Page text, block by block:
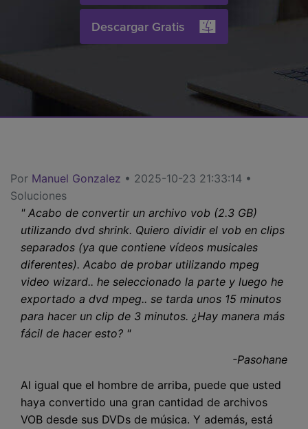
Usuarios de Película
Usuarios de Redes Sociales
MÁS SOLUCIONES
Mira el video tutorial para aprender a usar UniConverter.
Una lista de todos los formatos, dispositivos y GPUs
compatibles con UniConverter.
Descargar Gratis
Por Manuel Gonzalez • 2025-10-23 21:33:14 •
Soluciones
" Acabo de convertir un archivo vob (2.3 GB)
utilizando dvd shrink. Quiero dividir el vob en clips
separados (ya que contiene vídeos musicales
diferentes). Acabo de probar utilizando mpeg
video wizard.. he seleccionado la parte y luego he
exportado a dvd mpeg.. se tarda unos 15 minutos
para hacer un clip de 3 minutos. ¿Hay manera más
fácil de hacer esto? "
-Pasohane
Al igual que el hombre de arriba, puede que usted
haya convertido una gran cantidad de archivos
VOB desde sus DVDs de música. Y además, está